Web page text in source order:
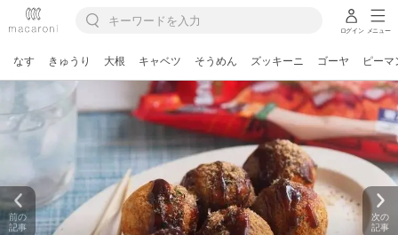
ログイン メニュー
なす きゅうり 大根 キャベツ そうめん ズッキーニ ゴーヤ ピーマ
前の
記事
次の
記事